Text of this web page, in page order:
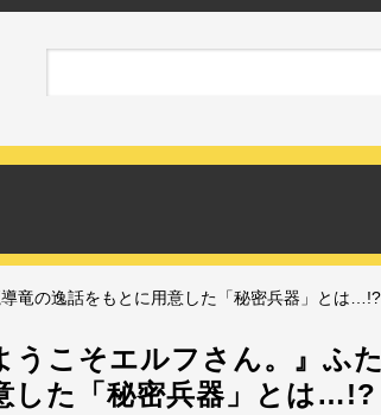
竜の逸話をもとに用意した「秘密兵器」とは
うこそエルフさん。』ふ
した「秘密兵器」とは…!?